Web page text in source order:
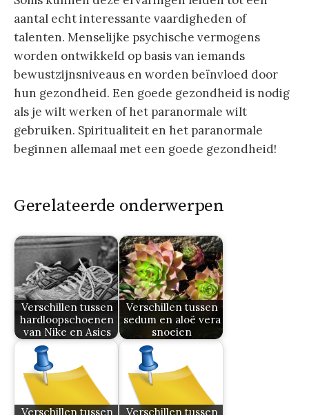
aantal echt interessante vaardigheden of
talenten. Menselijke psychische vermogens
worden ontwikkeld op basis van iemands
bewustzijnsniveaus en worden beïnvloed door
hun gezondheid. Een goede gezondheid is nodig
als je wilt werken of het paranormale wilt
gebruiken. Spiritualiteit en het paranormale
beginnen allemaal met een goede gezondheid!
Gerelateerde onderwerpen
Verschillen tussen
hardloopschoenen
van Nike en Asics
Verschillen tussen
sedum en aloë vera
snoeien
Verschillen tussen
Verschillen tussen